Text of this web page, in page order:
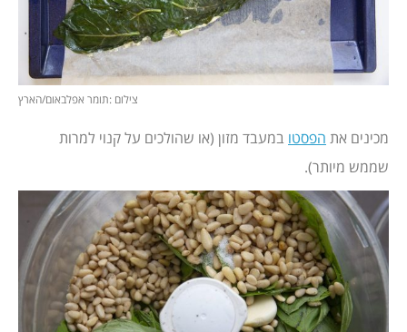
צילום :תומר אפלבאום/הארץ
מכינים את הפסטו במעבד מזון (או שהולכים על קנוי למרות
שממש מיותר).